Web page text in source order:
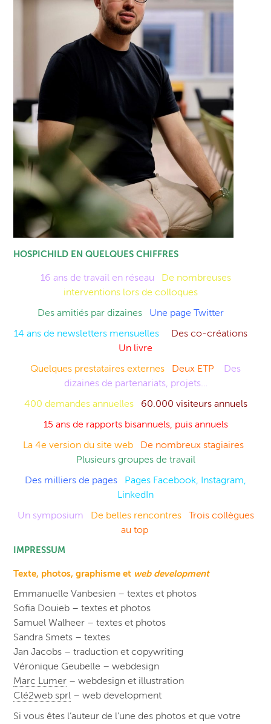
HOSPICHILD EN QUELQUES CHIFFRES
16 ans de travail en réseau De nombreuses
interventions lors de colloques
Des amitiés par dizaines Une page Twitter
14 ans de newsletters mensuelles Des co-créations
Un livre
Quelques prestataires externes Deux ETP Des
dizaines de partenariats, projets…
400 demandes annuelles
60.000 visiteurs annuels
15 ans de rapports bisannuels, puis annuels
La 4e version du site web
De nombreux stagiaires
Plusieurs groupes de travail
Des milliers de pages
Pages Facebook, Instagram,
LinkedIn
Un symposium
De belles rencontres
Trois collègues
au top
IMPRESSUM
Texte, photos, graphisme et web development
Emmanuelle Vanbesien – textes et photos
Sofia Douieb – textes et photos
Samuel Walheer – textes et photos
Sandra Smets – textes
Jan Jacobs – traduction et copywriting
Véronique Geubelle – webdesign
Marc Lumer – webdesign et illustration
Clé2web sprl – web development
Si vous êtes l’auteur de l’une des photos et que votre